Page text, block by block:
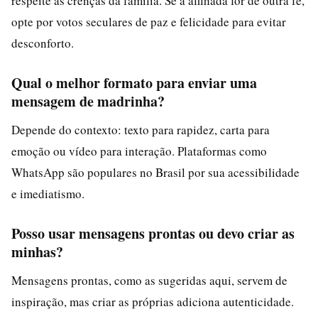
opte por votos seculares de paz e felicidade para evitar
desconforto.
Qual o melhor formato para enviar uma
mensagem de madrinha?
Depende do contexto: texto para rapidez, carta para
emoção ou vídeo para interação. Plataformas como
WhatsApp são populares no Brasil por sua acessibilidade
e imediatismo.
Posso usar mensagens prontas ou devo criar as
minhas?
Mensagens prontas, como as sugeridas aqui, servem de
inspiração, mas criar as próprias adiciona autenticidade.